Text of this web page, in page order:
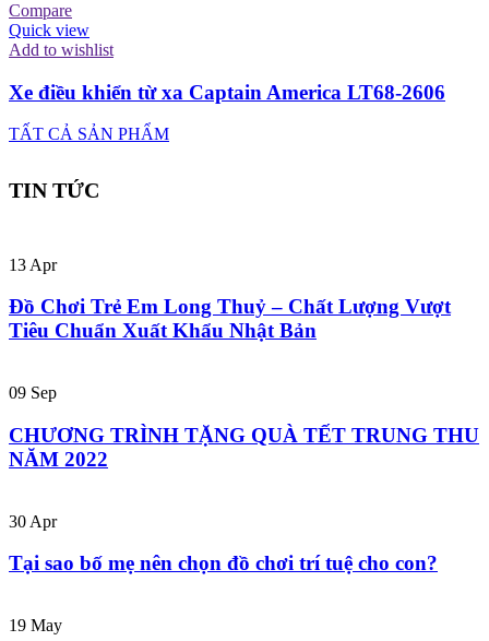
Compare
Quick view
Add to wishlist
Xe điều khiển từ xa Captain America LT68-2606
TẤT CẢ SẢN PHẨM
TIN TỨC
13 Apr
Đồ Chơi Trẻ Em Long Thuỷ – Chất Lượng Vượt
Tiêu Chuẩn Xuất Khẩu Nhật Bản
09 Sep
CHƯƠNG TRÌNH TẶNG QUÀ TẾT TRUNG THU
NĂM 2022
30 Apr
Tại sao bố mẹ nên chọn đồ chơi trí tuệ cho con?
19 May